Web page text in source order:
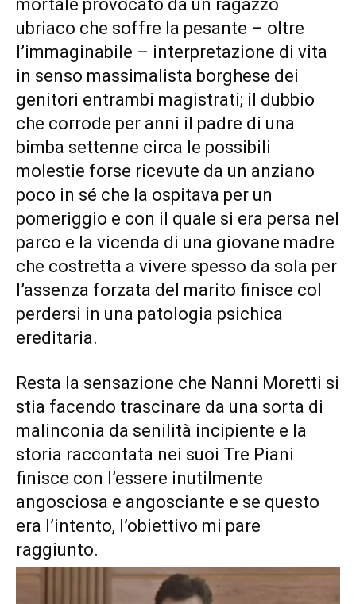
mortale provocato da un ragazzo
ubriaco che soffre la pesante – oltre
l’immaginabile – interpretazione di vita
in senso massimalista borghese dei
genitori entrambi magistrati; il dubbio
che corrode per anni il padre di una
bimba settenne circa le possibili
molestie forse ricevute da un anziano
poco in sé che la ospitava per un
pomeriggio e con il quale si era persa nel
parco e la vicenda di una giovane madre
che costretta a vivere spesso da sola per
l’assenza forzata del marito finisce col
perdersi in una patologia psichica
ereditaria.
Resta la sensazione che Nanni Moretti si
stia facendo trascinare da una sorta di
malinconia da senilità incipiente e la
storia raccontata nei suoi Tre Piani
finisce con l’essere inutilmente
angosciosa e angosciante e se questo
era l’intento, l’obiettivo mi pare
raggiunto.